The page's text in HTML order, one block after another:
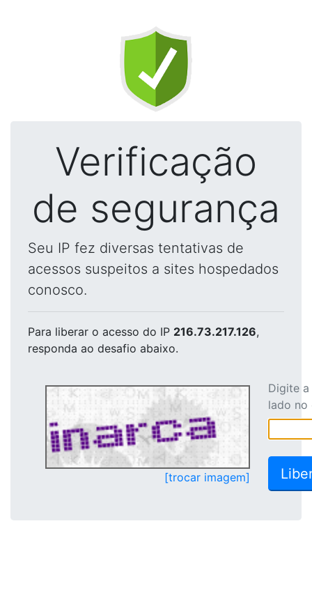
Verificação
de segurança
Seu IP fez diversas tentativas de
acessos suspeitos a sites hospedados
conosco.
Para liberar o acesso do IP 216.73.217.126,
responda ao desafio abaixo.
[trocar imagem]
Digite
lado no